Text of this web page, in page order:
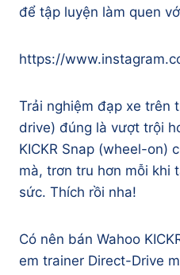
để tập luyện làm quen
https://
Trải nghiệm đạp xe trên
drive) đúng là vượt trội
KICKR Snap (wheel-on)
mà, trơn tru hơn mỗi khi
sức. Thích rồi nha!
Có nên bán Wahoo
em trainer Direct-Drive